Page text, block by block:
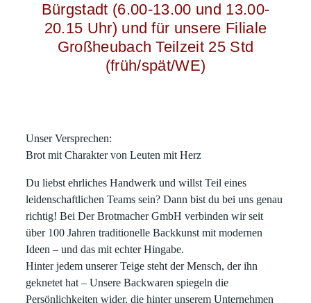
Bürgstadt (6.00-13.00 und 13.00-
20.15 Uhr) und für unsere Filiale
Großheubach Teilzeit 25 Std
(früh/spät/WE)
Unser Versprechen:
Brot mit Charakter von Leuten mit Herz
Du liebst ehrliches Handwerk und willst Teil eines
leidenschaftlichen Teams sein? Dann bist du bei uns genau
richtig! BeiDer Brotmacher GmbH verbinden wir seit
über 100 Jahrentraditionelle Backkunst mit modernen
Ideen – und das mit echter Hingabe.
Hinter jedem unserer Teige steht der Mensch, der ihn
geknetet hat – Unsere Backwaren spiegeln die
Persönlichkeiten wider, die hinter unserem Unternehmen